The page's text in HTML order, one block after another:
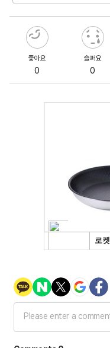
좋아요
0
슬퍼요
0